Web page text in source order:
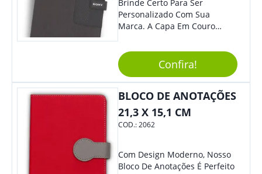
Brinde Certo Para Ser
Personalizado Com Sua
Marca. A Capa Em Couro
Elástico Permite Maior
Segurança Ao Carregá-Lo.
Ofereça A Seus Clientes E
Colaboradores, Sem Dúvidas
Eles Irão Adorar.
Confira!
BLOCO DE ANOTAÇÕES
21,3 X 15,1 CM
COD.:2062
Com Design Moderno, Nosso
Bloco De Anotações É Perfeito